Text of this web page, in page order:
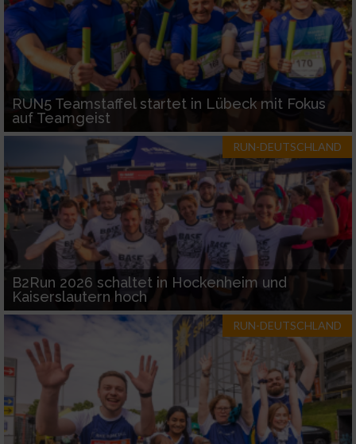
RUN5 Teamstaffel startet in Lübeck mit Fokus
auf Teamgeist
RUN-DEUTSCHLAND
B2Run 2026 schaltet in Hockenheim und
Kaiserslautern hoch
RUN-DEUTSCHLAND